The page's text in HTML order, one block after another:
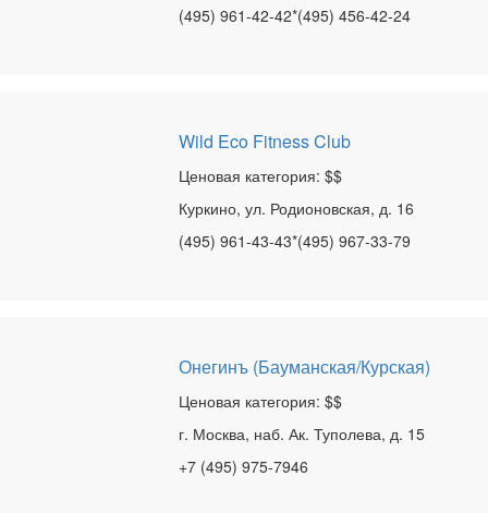
(495) 961-42-42*(495) 456-42-24
Wild Eco Fitness Club
Ценовая категория: $$
Куркино, ул. Родионовская, д. 16
(495) 961-43-43*(495) 967-33-79
Онегинъ (Бауманская/Курская)
Ценовая категория: $$
г. Москва, наб. Ак. Туполева, д. 15
+7 (495) 975-7946